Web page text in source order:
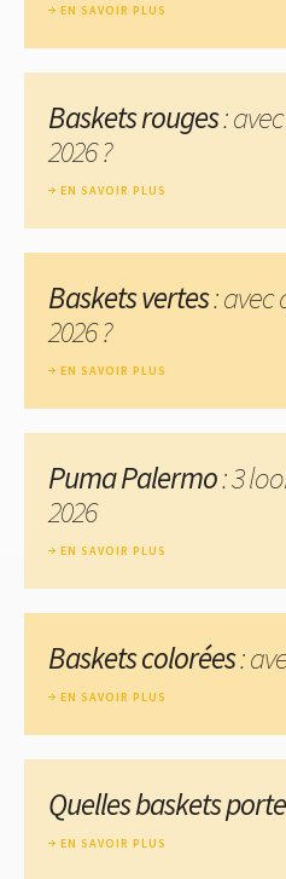
EN SAVOIR PLUS
Baskets rouges:
2026 ?
EN SAVOIR PLUS
Baskets vertes: avec
2026 ?
EN SAVOIR PLUS
Puma Palermo: 3
2026
EN SAVOIR PLUS
Baskets colorées:
EN SAVOIR PLUS
Quelles baskets
EN SAVOIR PLUS